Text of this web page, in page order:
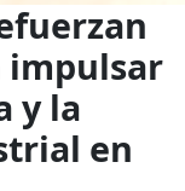
impulsar
y la
en